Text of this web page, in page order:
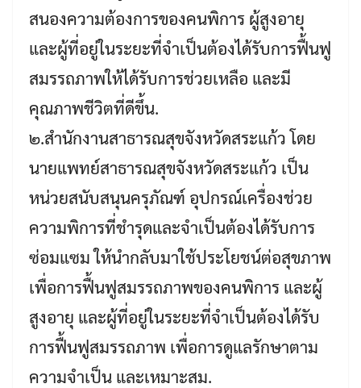
สนองความต้องการของคนพิการ ผู้สูงอายุ
และผู้ที่อยู่ในระยะที่จำเป็นต้องได้รับการฟื้นฟู
สมรรถภาพให้ได้รับการช่วยเหลือ และมี
คุณภาพชีวิตที่ดีขึ้น.
๒.สำนักงานสาธารณสุขจังหวัดสระแก้ว โดย
นายแพทย์สาธารณสุขจังหวัดสระแก้ว เป็น
หน่วยสนับสนุนครุภัณฑ์ อุปกรณ์เครื่องช่วย
ความพิการที่ชำรุดและจำเป็นต้องได้รับการ
ซ่อมแซม ให้นำกลับมาใช้ประโยชน์ต่อสุขภาพ
เพื่อการฟื้นฟูสมรรถภาพของคนพิการ และผู้
สูงอายุ และผู้ที่อยู่ในระยะที่จำเป็นต้องได้รับ
การฟื้นฟูสมรรถภาพ เพื่อการดูแลรักษาตาม
ความจำเป็น และเหมาะสม.